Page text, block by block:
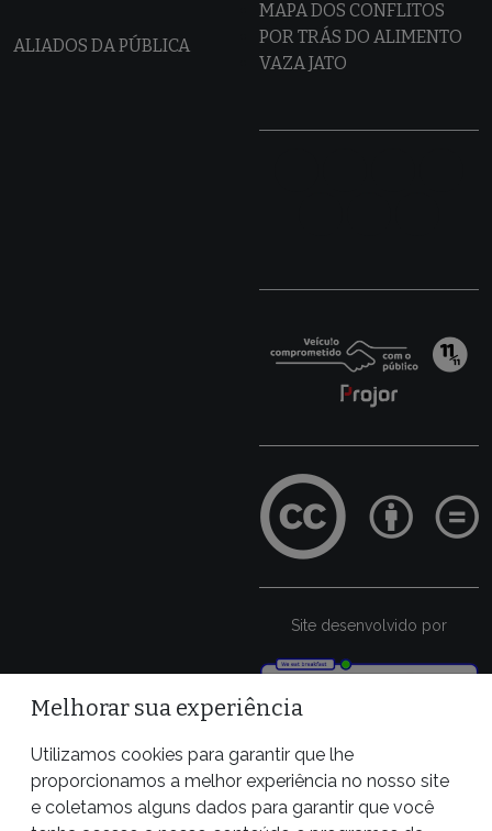
ALIADOS DA PÚBLICA
MAPA DOS CONFLITOS
POR TRÁS DO ALIMENTO
VAZA JATO
Site desenvolvido por
Melhorar sua experiência
Utilizamos cookies para garantir que lhe
proporcionamos a melhor experiência no nosso site
e coletamos alguns dados para garantir que você